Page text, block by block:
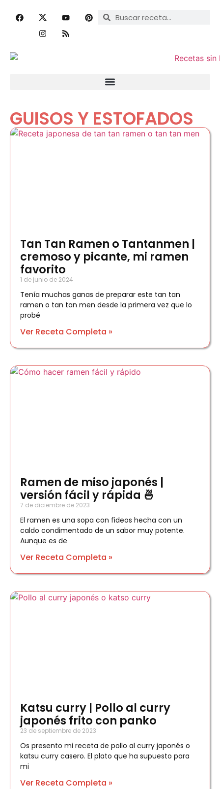
GUISOS Y ESTOFADOS
Tan Tan Ramen o Tantanmen |
cremoso y picante, mi ramen
favorito
1 de junio de 2024
Tenía muchas ganas de preparar este tan tan
ramen o tan tan men desde la primera vez que lo
probé
Ver Receta Completa »
Ramen de miso japonés |
versión fácil y rápida 🍜
7 de diciembre de 2023
El ramen es una sopa con fideos hecha con un
caldo condimentado de un sabor muy potente.
Aunque es de
Ver Receta Completa »
Katsu curry | Pollo al curry
japonés frito con panko
23 de septiembre de 2023
Os presento mi receta de pollo al curry japonés o
katsu curry casero. El plato que ha supuesto para
mi
Ver Receta Completa »